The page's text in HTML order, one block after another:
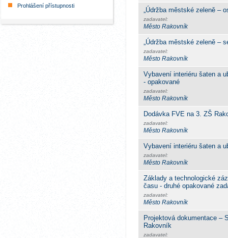
Prohlášení přístupnosti
„Údržba městské zeleně –
zadavatel:
Město Rakovník
„Údržba městské zeleně –
zadavatel:
Město Rakovník
Vybavení interiéru šaten a
- opakované
zadavatel:
Město Rakovník
Dodávka FVE na 3. ZŠ
zadavatel:
Město Rakovník
Vybavení interiéru šaten a
zadavatel:
Město Rakovník
Základy a technologické
času - druhé opakované
zadavatel:
Město Rakovník
Projektová dokumentace –
Rakovník
zadavatel: